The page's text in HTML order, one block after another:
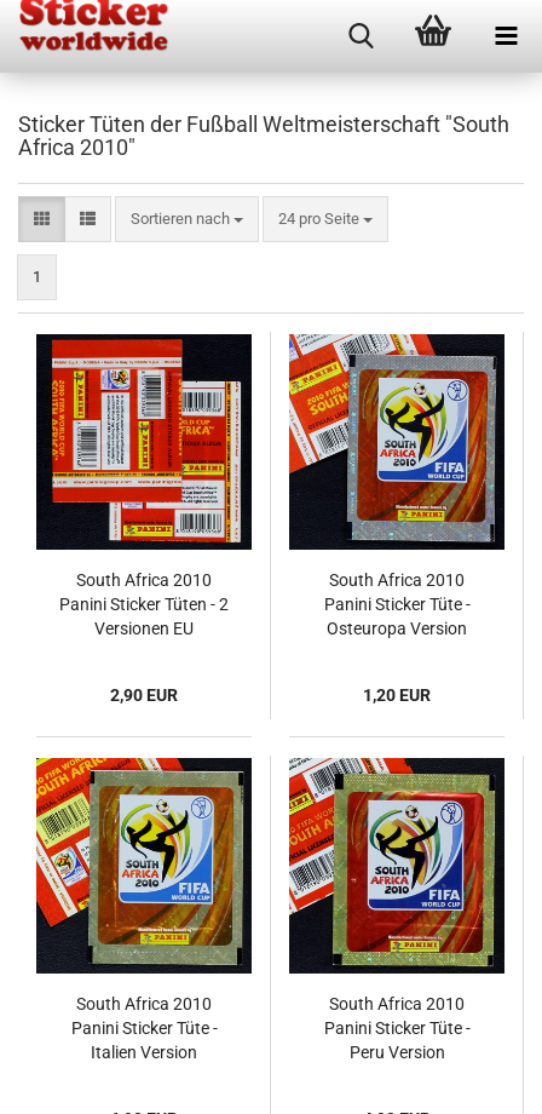
Sticker Tüten der Fußball Weltmeisterschaft "South
Africa 2010"
Sortieren nach
Sortieren nach 24 pro Seite
pro Seite
1
South Africa 2010
Panini Sticker Tüten - 2
Versionen EU
2,90 EUR
South Africa 2010
Panini Sticker Tüte -
Osteuropa Version
1,20 EUR
South Africa 2010
Panini Sticker Tüte -
Italien Version
South Africa 2010
Panini Sticker Tüte -
Peru Version